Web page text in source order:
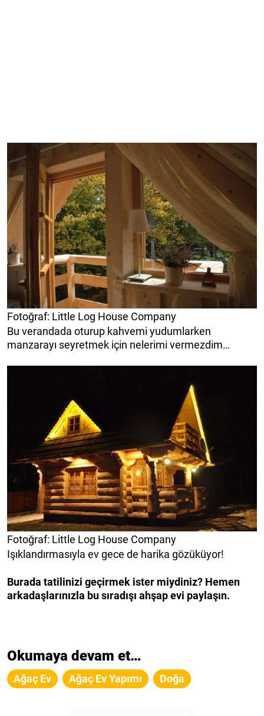
Fotoğraf: Little Log House Company
Bu verandada oturup kahvemi yudumlarken
manzarayı seyretmek için nelerimi vermezdim…
Fotoğraf: Little Log House Company
Işıklandırmasıyla ev gece de harika gözüküyor!
Burada tatilinizi geçirmek ister miydiniz? Hemen
arkadaşlarınızla bu sıradışı ahşap evi paylaşın.
Okumaya devam et…
Ağaç Ev Ağaç Ev Yapımı Doğa